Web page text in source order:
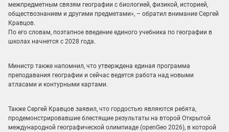
межпредметным связям географии с биологией, физикой, историей,
обществознанием и другими предметами», – обратил внимание Сергей
Кравцов.
По его словам, поэтапное введение единого учебника по географии в
школах начнется с 2028 года.
Министр также напомнил, что утверждена единая программа
преподавания географии и сейчас ведется работа над новыми
атласами и контурными картами.
Также Сергей Кравцов заявил, что гордостью являются ребята,
продемонстрировавшие блестящие результаты на второй Открытой
международной географической олимпиаде (openGeo 2026), в которой